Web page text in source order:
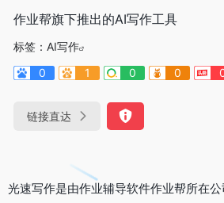
作业帮旗下推出的AI写作工具
标签： AI写作
0
1 0 0
链接直达
光速写作是由作业辅导软件作业帮所在